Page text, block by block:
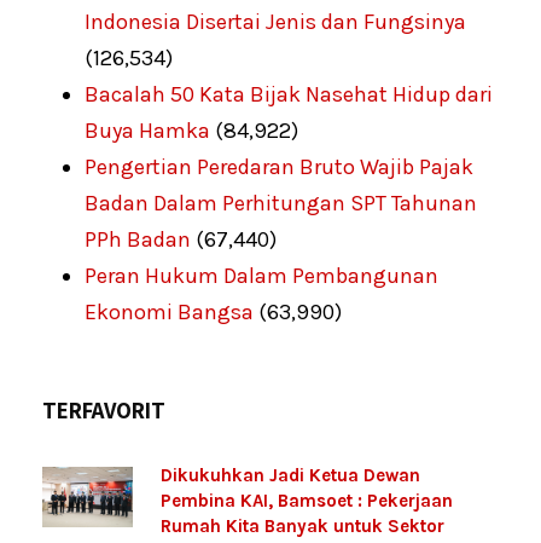
Indonesia Disertai Jenis dan Fungsinya
(126,534)
Bacalah 50 Kata Bijak Nasehat Hidup dari
Buya Hamka (84,922)
Pengertian Peredaran Bruto Wajib Pajak
Badan Dalam Perhitungan SPT Tahunan
PPh Badan (67,440)
Peran Hukum Dalam Pembangunan
Ekonomi Bangsa (63,990)
TERFAVORIT
Dikukuhkan Jadi Ketua Dewan
Pembina KAI, Bamsoet : Pekerjaan
Rumah Kita Banyak untuk Sektor